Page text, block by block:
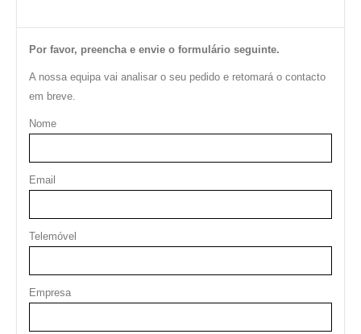
Por favor, preencha e envie o formulário seguinte.
A nossa equipa vai analisar o seu pedido e retomará o contacto
em breve.
Nome
Email
Telemóvel
Empresa